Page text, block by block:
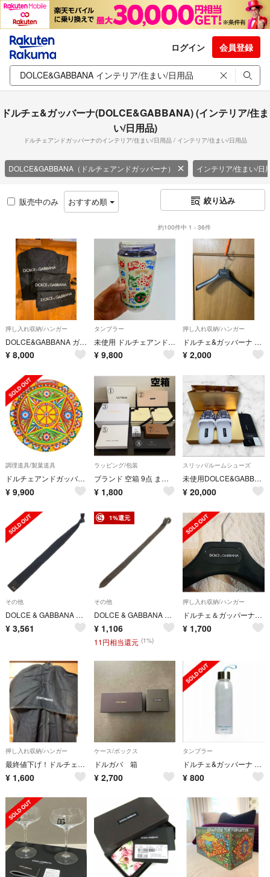
ログイン 会員登録
ドルチェ&ガッバーナ(DOLCE&GABBANA) (インテリア/住ま
い/日用品)
ドルチェアンドガッバーナのインテリア/住まい/日用品 / インテリア/住まい/日用品
DOLCE&GABBANA（ドルチェアンドガッバーナ） インテリア/住まい/日
販売中のみ おすすめ順 絞り込み
約100件中 1 - 36件
押し入れ収納/ハンガー
DOLCE&GABBANA ガーメント、 ハンガー、内袋セット
¥ 8,000
タンブラー
未使用 ドルチェアンドガッバーナ×SMEG タンブラー マイボトルホワイト
¥ 9,800
押し入れ収納/ハンガー
ドルチェ&ガッバーナ 純正ハンガー サイズ44 DOLCE&GABBANA
¥ 2,000
調理道具/製菓道具
ドルチェアンドガッバーナ トレーその他 ユニセックス DOLCE&GABBANA 中古
¥ 9,900
ラッピング/包装
ブランド 空箱 9点 まとめ売り
¥ 1,800
スリッパ/ルームシューズ
未使用DOLCE&GABBANA CASA スリッパM ブルーマヨリカ柄 箱袋付
¥ 20,000
その他
DOLCE & GABBANA ドルチェアンドガッバーナ D.G. ニット シルク ネクタイ ブラック/アイボリー
¥ 3,561
1%還元
その他
DOLCE & GABBANA ドルチェアンドガッバーナ コーデュロイ ゼブラ シルク混 ネクタイ ブラウン
¥ 1,106
11円相当還元 (1%)
押し入れ収納/ハンガー
ドルチェ＆ガッパーナ ハンガー2本セット
¥ 1,700
押し入れ収納/ハンガー
最終値下げ！ドルチェ＆ガッバーナ★お洋服ケース、布製ガバメントケース
¥ 1,600
ケース/ボックス
ドルガバ 箱
¥ 2,700
タンブラー
ドルチェ&ガッバーナ ライトブルー オリジナル ウォーターボトル
¥ 800